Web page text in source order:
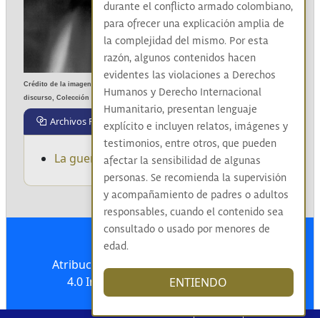
Crédito de la imagen: Autor desconocido, sin fecha, Imagen 1332,Gaitán en
discurso, Colección fotográfica Fondo Jorge Eliécer Gaitán.
Archivos Relacionados
La guerra civil
Atribución-NoComercial-CompartirIgual
4.0 Internacional (CC BY-NC-SA 4.0)
durante el conflicto armado colombiano,
para ofrecer una explicación amplia de
la complejidad del mismo. Por esta
razón, algunos contenidos hacen
evidentes las violaciones a Derechos
Humanos y Derecho Internacional
Humanitario, presentan lenguaje
explícito e incluyen relatos, imágenes y
testimonios, entre otros, que pueden
afectar la sensibilidad de algunas
personas. Se recomienda la supervisión
y acompañamiento de padres o adultos
responsables, cuando el contenido sea
consultado o usado por menores de
edad.
ENTIENDO